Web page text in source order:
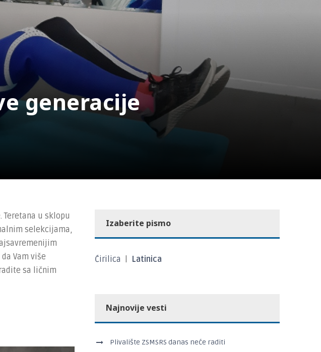
generacije
u sklopu
selekcijama,
Vam više
sa ličnim
Izaberite pismo
Ćirilica Latinica
Najnovije vesti
Plivalište ZSMSRS danas neće raditi